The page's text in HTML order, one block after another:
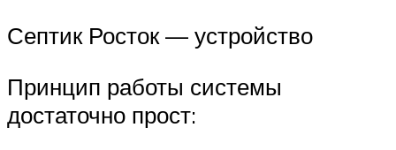
Септик Росток — устройство
Принцип работы системы
достаточно прост: